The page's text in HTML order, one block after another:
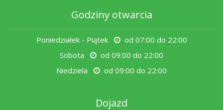
Godziny otwarcia
Poniedziałek - Piątek
od 07:00 do 22:00
Sobota
od 09:00 do 22:00
Niedziela
od 09:00 do 22:00
Dojazd